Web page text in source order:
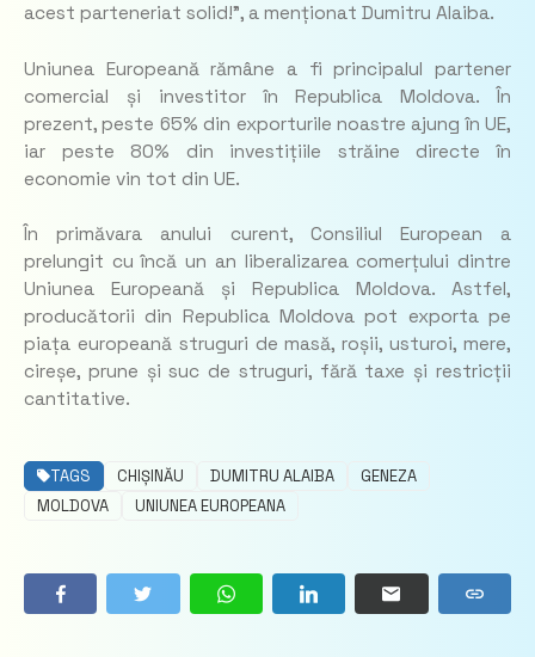
acest parteneriat solid!”, a menționat Dumitru Alaiba.
Uniunea Europeană rămâne a fi principalul partener
comercial și investitor în Republica Moldova. În
prezent, peste 65% din exporturile noastre ajung în UE,
iar peste 80% din investițiile străine directe în
economie vin tot din UE.
În primăvara anului curent, Consiliul European a
prelungit cu încă un an liberalizarea comerțului dintre
Uniunea Europeană și Republica Moldova. Astfel,
producătorii din Republica Moldova pot exporta pe
piața europeană struguri de masă, roșii, usturoi, mere,
cireșe, prune și suc de struguri, fără taxe și restricții
cantitative.
TAGS CHIȘINĂU DUMITRU ALAIBA
GENEZA
MOLDOVA
UNIUNEA EUROPEANA